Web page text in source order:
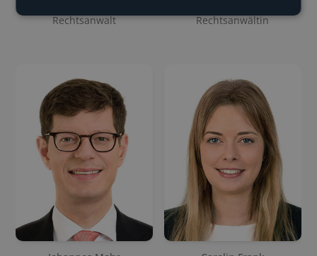
Rechtsanwalt
Rechtsanwältin